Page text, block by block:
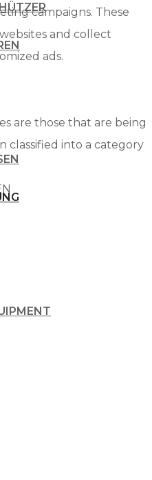
campaigns. These
and collect
ads.
are those that are being
classified into a category